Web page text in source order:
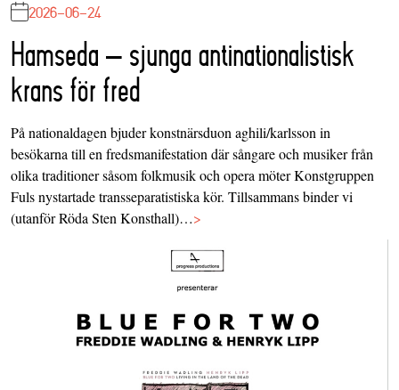
2026-06-24
Hamseda – sjunga antinationalistisk
krans för fred
På nationaldagen bjuder konstnärsduon aghili/karlsson in
besökarna till en fredsmanifestation där sångare och musiker från
olika traditioner såsom folkmusik och opera möter Konstgruppen
Fuls nystartade transseparatistiska kör. Tillsammans binder vi
(utanför Röda Sten Konsthall)…>